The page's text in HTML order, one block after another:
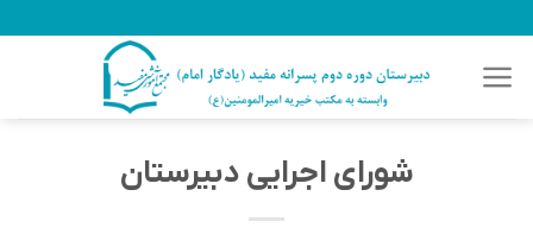
محتوا
شورای اجرایی دبیرستان